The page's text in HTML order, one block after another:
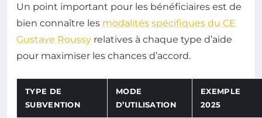
Un point important pour les bénéficiaires est de
bien connaître les modalités spécifiques du CE
Gustave Roussy relatives à chaque type d’aide
pour maximiser les chances d’accord.
TYPE DE
SUBVENTION
MODE
D’UTILISATION
EXEMPLE
2025